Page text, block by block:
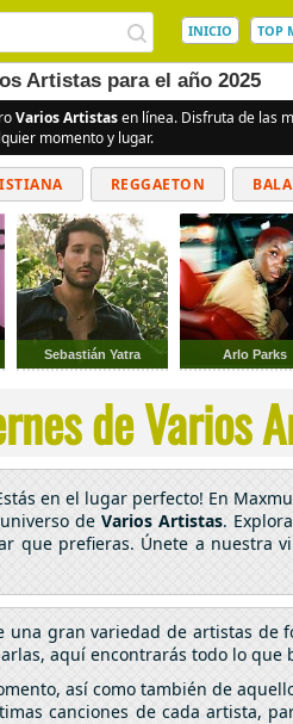
INICIO TOP
Artistas para el año 2025
Varios Artistasen línea. Disfruta de las
momento y lugar.
REGGAETON
Sebastián Yatra Arlo Parks
de Varios
en el lugar perfecto! En
deVarios Artistas.
que prefieras. Únete a nuestra
gran variedad de artistas de
aquí encontrarás todo lo que
así como también de
canciones de cada artista,